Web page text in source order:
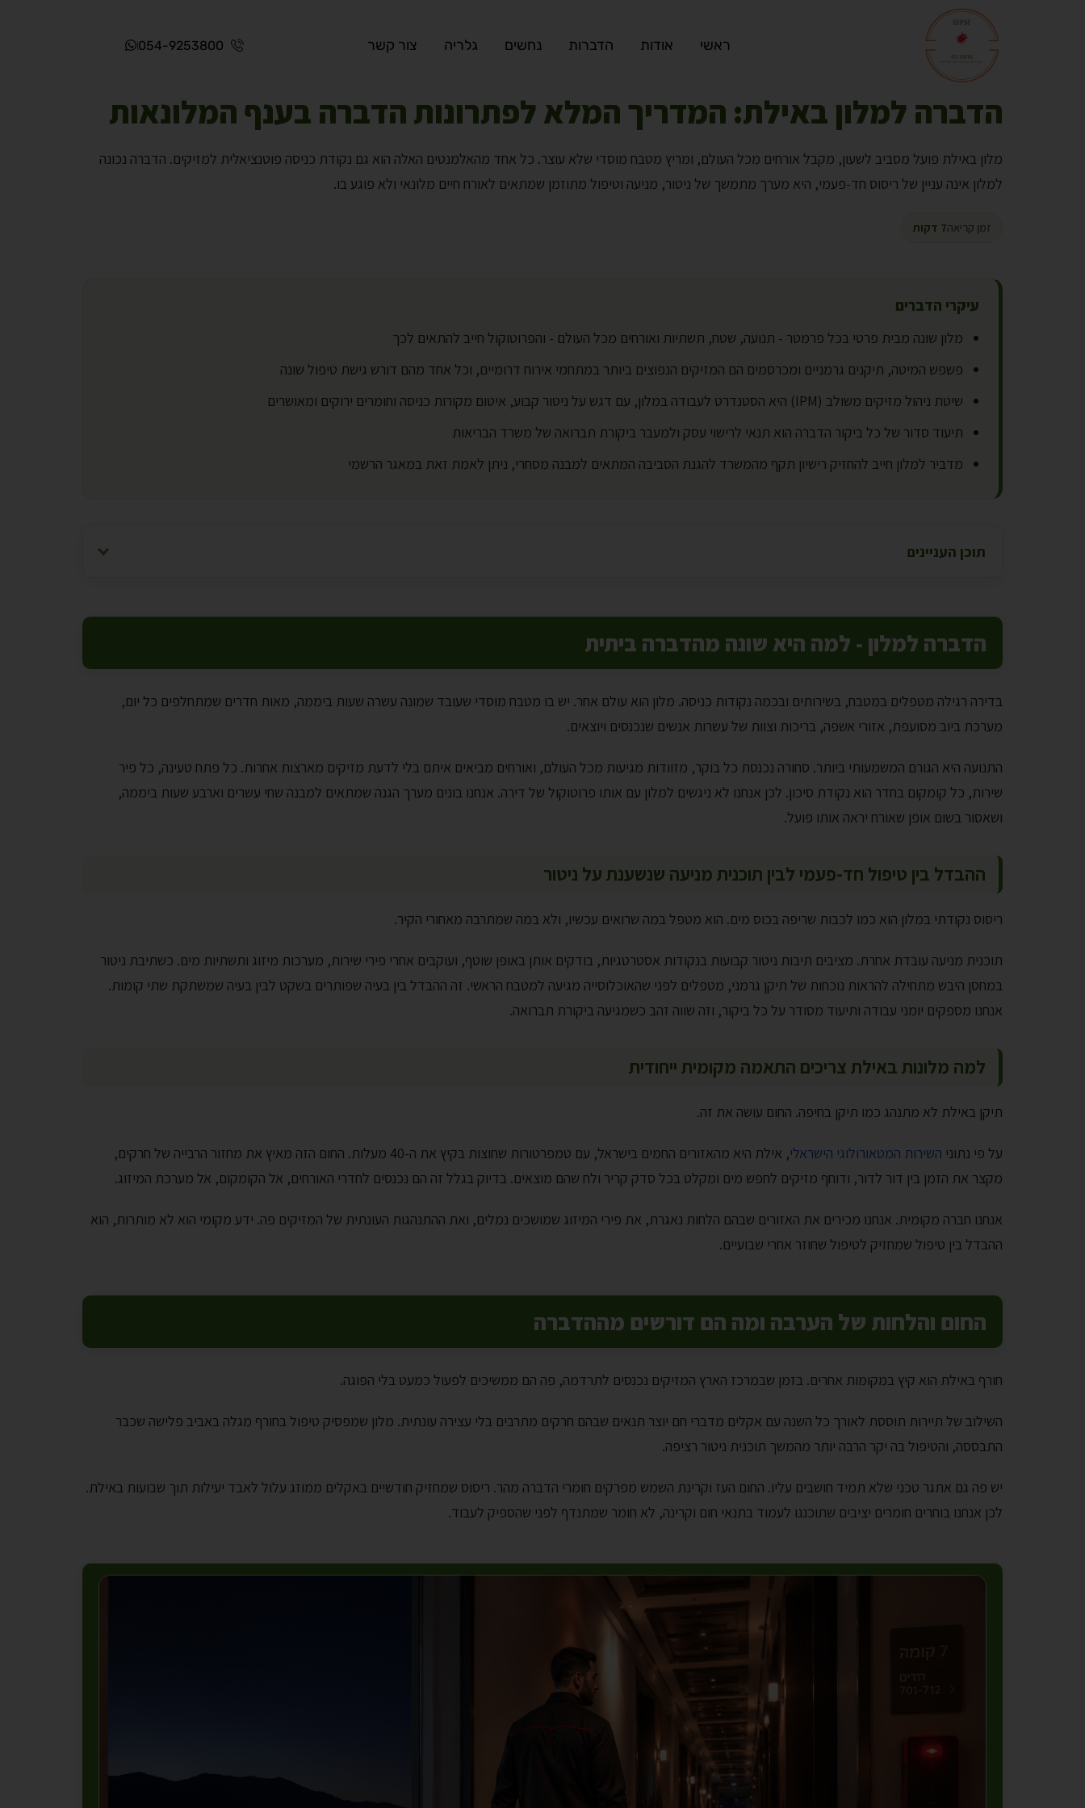
ראשי אודות הדברות נחשים גלריה צור קשר 054-9253800
הדברה למלון באילת: המדריך המלא לפתרונות הדברה בענף המלונאות
מלון באילת פועל מסביב לשעון, מקבל אורחים מכל העולם, ומריץ מטבח מוסדי שלא עוצר. כל אחד מהאלמנטים האלה הוא גם נקודת כניסה פוטנציאלית למזיקים. הדברה נכונה
למלון אינה עניין של ריסוס חד-פעמי, היא מערך מתמשך של ניטור, מניעה וטיפול מתוזמן שמתאים לאורח חיים מלונאי ולא פוגע בו.
זמן קריאה7 דקות
עיקרי הדברים
מלון שונה מבית פרטי בכל פרמטר - תנועה, שטח, תשתיות ואורחים מכל העולם - והפרוטוקול חייב להתאים לכך
פשפש המיטה, תיקנים גרמניים ומכרסמים הם המזיקים הנפוצים ביותר במתחמי אירוח דרומיים, וכל אחד מהם דורש גישת טיפול שונה
שיטת ניהול מזיקים משולב (IPM) היא הסטנדרט לעבודה במלון, עם דגש על ניטור קבוע, איטום מקורות כניסה וחומרים ירוקים ומאושרים
תיעוד סדור של כל ביקור הדברה הוא תנאי לרישוי עסק ולמעבר ביקורת תברואה של משרד הבריאות
מדביר למלון חייב להחזיק רישיון תקף מהמשרד להגנת הסביבה המתאים למבנה מסחרי, ניתן לאמת זאת במאגר הרשמי
תוכן העניינים
הדברה למלון - למה היא שונה מהדברה ביתית
בדירה רגילה מטפלים במטבח, בשירותים ובכמה נקודות כניסה. מלון הוא עולם אחר. יש בו מטבח מוסדי שעובד שמונה עשרה שעות ביממה, מאות חדרים שמתחלפים כל יום,
מערכת ביוב מסועפת, אזורי אשפה, בריכות וצוות של עשרות אנשים שנכנסים ויוצאים.
התנועה היא הגורם המשמעותי ביותר. סחורה נכנסת כל בוקר, מזוודות מגיעות מכל העולם, ואורחים מביאים איתם בלי לדעת מזיקים מארצות אחרות. כל פתח טעינה, כל פיר
שירות, כל קומקום בחדר הוא נקודת סיכון. לכן אנחנו לא ניגשים למלון עם אותו פרוטוקול של דירה. אנחנו בונים מערך הגנה שמתאים למבנה שחי עשרים וארבע שעות ביממה,
ושאסור בשום אופן שאורח יראה אותו פועל.
ההבדל בין טיפול חד-פעמי לבין תוכנית מניעה שנשענת על ניטור
ריסוס נקודתי במלון הוא כמו לכבות שריפה בכוס מים. הוא מטפל במה שרואים עכשיו, ולא במה שמתרבה מאחורי הקיר.
תוכנית מניעה עובדת אחרת. מציבים תיבות ניטור קבועות בנקודות אסטרטגיות, בודקים אותן באופן שוטף, ועוקבים אחרי פירי שירות, מערכות מיזוג ותשתיות מים. כשתיבת ניטור
במחסן היבש מתחילה להראות נוכחות של תיקן גרמני, מטפלים לפני שהאוכלוסייה מגיעה למטבח הראשי. זה ההבדל בין בעיה שפותרים בשקט לבין בעיה שמשתקת שתי קומות.
אנחנו מספקים יומני עבודה ותיעוד מסודר על כל ביקור, וזה שווה זהב כשמגיעה ביקורת תברואה.
למה מלונות באילת צריכים התאמה מקומית ייחודית
תיקן באילת לא מתנהג כמו תיקן בחיפה. החום עושה את זה.
על פי נתוני השירות המטאורולוגי הישראלי
, אילת היא מהאזורים החמים בישראל, עם טמפרטורות שחוצות בקיץ את ה-40 מעלות. החום הזה מאיץ את מחזור הרבייה של חרקים,
מקצר את הזמן בין דור לדור, ודוחף מזיקים לחפש מים ומקלט בכל סדק קריר ולח שהם מוצאים. בדיוק בגלל זה הם נכנסים לחדרי האורחים, אל הקומקום, אל מערכת המיזוג.
אנחנו חברה מקומית. אנחנו מכירים את האזורים שבהם הלחות נאגרת, את פירי המיזוג שמושכים נמלים, ואת ההתנהגות העונתית של המזיקים פה. ידע מקומי הוא לא מותרות, הוא
ההבדל בין טיפול שמחזיק לטיפול שחוזר אחרי שבועיים.
החום והלחות של הערבה ומה הם דורשים מההדברה
חורף באילת הוא קיץ במקומות אחרים. בזמן שבמרכז הארץ המזיקים נכנסים לתרדמה, פה הם ממשיכים לפעול כמעט בלי הפוגה.
השילוב של תיירות תוססת לאורך כל השנה עם אקלים מדברי חם יוצר תנאים שבהם חרקים מתרבים בלי עצירה עונתית. מלון שמפסיק טיפול בחורף מגלה באביב פלישה שכבר
התבססה, והטיפול בה יקר הרבה יותר מהמשך תוכנית ניטור רציפה.
יש פה גם אתגר טכני שלא תמיד חושבים עליו. החום העז וקרינת השמש מפרקים חומרי הדברה מהר. ריסוס שמחזיק חודשיים באקלים ממוזג עלול לאבד יעילות תוך שבועות באילת.
לכן אנחנו בוחרים חומרים יציבים שתוכננו לעמוד בתנאי חום וקרינה, לא חומר שמתנדף לפני שהספיק לעבוד.